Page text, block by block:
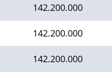
142.200.000
142.200.000
142.200.000